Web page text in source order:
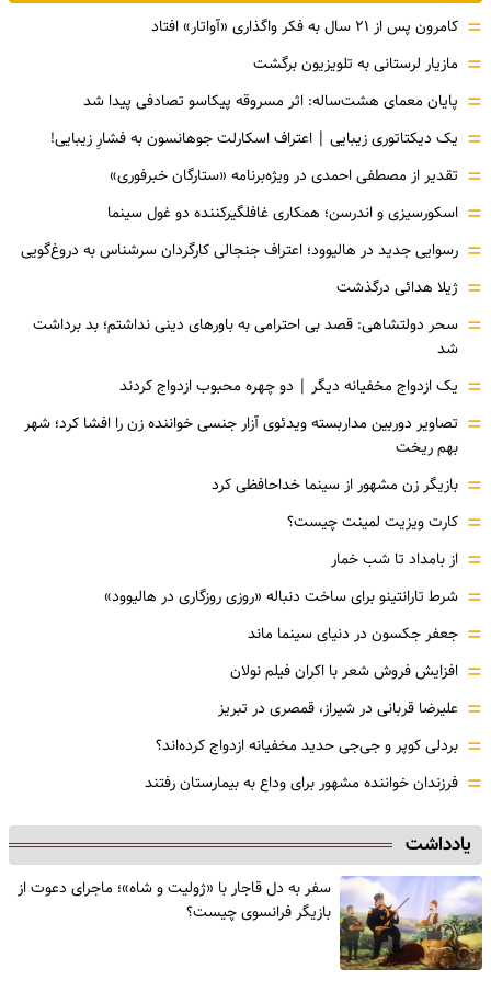
= کامرون پس از ۲۱ سال به فکر واگذاری «آواتار» افتاد
= مازیار لرستانی به تلویزیون برگشت
= پایان معمای هشت‌ساله: اثر مسروقه پیکاسو تصادفی پیدا شد
= یک دیکتاتوری زیبایی | اعتراف اسکارلت جوهانسون به فشارِ زیبایی!
= تقدیر از مصطفی احمدی در ویژه‌برنامه «ستارگان خبرفوری»
= اسکورسیزی و اندرسن؛ همکاری غافلگیرکننده دو غول سینما
= رسوایی جدید در هالیوود؛ اعتراف جنجالی کارگردان سرشناس به دروغ‌گویی
= ژیلا هدائی درگذشت
= سحر دولتشاهی: قصد بی احترامی به باورهای دینی نداشتم؛ بد برداشت
شد
= یک ازدواج مخفیانه دیگر | دو چهره محبوب ازدواج کردند
= تصاویر دوربین مداربسته ویدئوی آزار جنسی خواننده زن را افشا کرد؛ شهر
بهم ریخت
= بازیگر زن مشهور از سینما خداحافظی کرد
= کارت ویزیت لمینت چیست؟
= از بامداد تا شب خمار
= شرط تارانتینو برای ساخت دنباله «روزی روزگاری در هالیوود»
= جعفر جکسون در دنیای سینما ماند
= افزایش فروش شعر با اکران فیلم نولان
= علیرضا قربانی در شیراز، قمصری در تبریز
= بردلی کوپر و جی‌جی حدید مخفیانه ازدواج کرده‌اند؟
= فرزندان خواننده مشهور برای وداع به بیمارستان رفتند
یادداشت
سفر به دل قاجار با «ژولیت و شاه»؛ ماجرای دعوت از
‌بازیگر فرانسوی چیست؟